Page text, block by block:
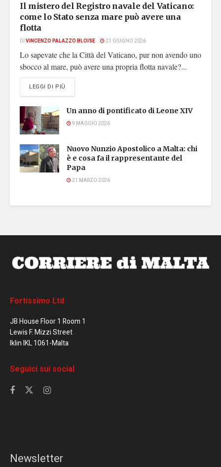
Il mistero del Registro navale del Vaticano:
come lo Stato senza mare può avere una
flotta
DI VINCENZO PALAZZO BLOISE 21 GIUGNO 2026
Lo sapevate che la Città del Vaticano, pur non avendo uno
sbocco al mare, può avere una propria flotta navale?...
LEGGI DI PIÙ
Un anno di pontificato di Leone XIV
9 MAGGIO 2026
Nuovo Nunzio Apostolico a Malta: chi
è e cosa fa il rappresentante del
Papa
21 MARZO 2026
Fortissimo Ltd
JB House Floor 1 Room 1
Lewis F. Mizzi Street
Iklin IKL 1061-Malta
Seguici sui social
Newsletter